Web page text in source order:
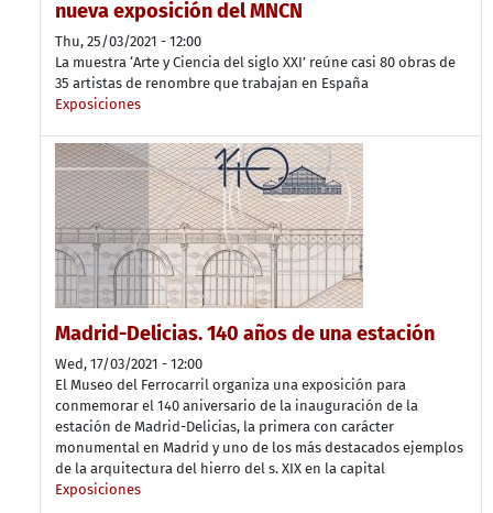
nueva exposición del MNCN
Thu, 25/03/2021 - 12:00
La muestra ‘Arte y Ciencia del siglo XXI’ reúne casi 80 obras de
35 artistas de renombre que trabajan en España
Exposiciones
Madrid-Delicias. 140 años de una estación
Wed, 17/03/2021 - 12:00
El Museo del Ferrocarril organiza una exposición para
conmemorar el 140 aniversario de la inauguración de la
estación de Madrid-Delicias, la primera con carácter
monumental en Madrid y uno de los más destacados ejemplos
de la arquitectura del hierro del s. XIX en la capital
Exposiciones